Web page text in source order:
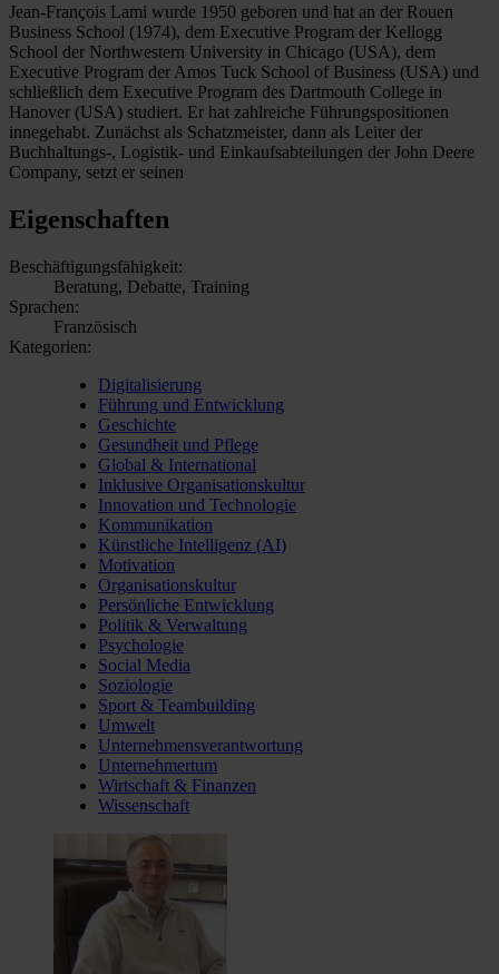
Jean-François Lami wurde 1950 geboren und hat an der Rouen
Business School (1974), dem Executive Program der Kellogg
School der Northwestern University in Chicago (USA), dem
Executive Program der Amos Tuck School of Business (USA) und
schließlich dem Executive Program des Dartmouth College in
Hanover (USA) studiert. Er hat zahlreiche Führungspositionen
innegehabt. Zunächst als Schatzmeister, dann als Leiter der
Buchhaltungs-, Logistik- und Einkaufsabteilungen der John Deere
Company, setzt er seinen
Eigenschaften
Beschäftigungsfähigkeit:
Beratung, Debatte, Training
Sprachen:
Französisch
Kategorien:
Digitalisierung
Führung und Entwicklung
Geschichte
Gesundheit und Pflege
Global & International
Inklusive Organisationskultur
Innovation und Technologie
Kommunikation
Künstliche Intelligenz (AI)
Motivation
Organisationskultur
Persönliche Entwicklung
Politik & Verwaltung
Psychologie
Social Media
Soziologie
Sport & Teambuilding
Umwelt
Unternehmensverantwortung
Unternehmertum
Wirtschaft & Finanzen
Wissenschaft